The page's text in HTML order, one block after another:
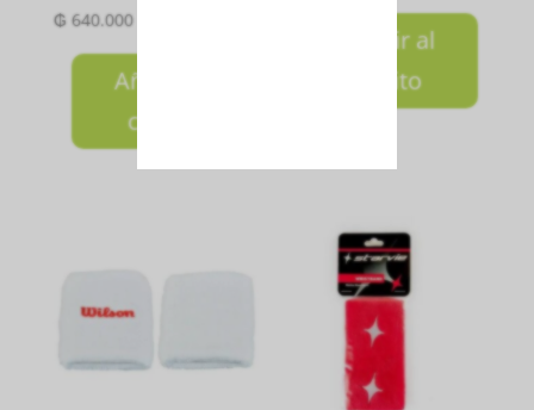
₲640.000
Añadir al
carrito
Añadir al
carrito